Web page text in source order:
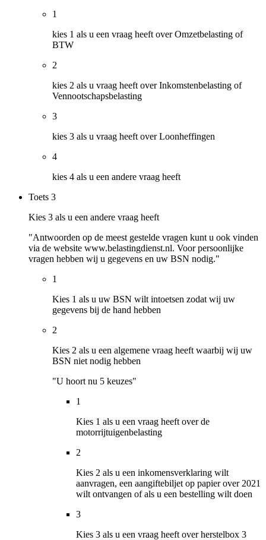
1
kies 1 als u een vraag heeft over Omzetbelasting of
BTW
2
kies 2 als u vraag heeft over Inkomstenbelasting of
Vennootschapsbelasting
3
kies 3 als u vraag heeft over Loonheffingen
4
kies 4 als u een andere vraag heeft
Toets 3
Kies 3 als u een andere vraag heeft
"Antwoorden op de meest gestelde vragen kunt u ook vinden
via de website www.belastingdienst.nl. Voor persoonlijke
vragen hebben wij u gegevens en uw BSN nodig."
1
Kies 1 als u uw BSN wilt intoetsen zodat wij uw
gegevens bij de hand hebben
2
Kies 2 als u een algemene vraag heeft waarbij wij uw
BSN niet nodig hebben
"U hoort nu 5 keuzes"
1
Kies 1 als u een vraag heeft over de
motorrijtuigenbelasting
2
Kies 2 als u een inkomensverklaring wilt
aanvragen, een aangiftebiljet op papier over 2021
wilt ontvangen of als u een bestelling wilt doen
3
Kies 3 als u een vraag heeft over herstelbox 3